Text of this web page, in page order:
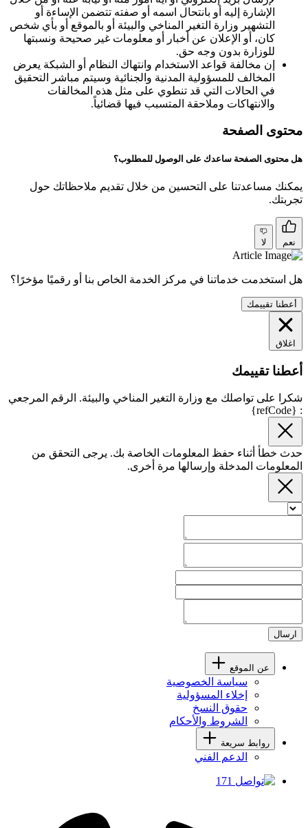
الإشارة إليه أو بانتحال اسمه أو صفته تتضمن الإساءة أو
التشهير وزارة التغير المناخي والبيئة أو بالموقع أو بأي شخص
كان، أو الإعلان عن أخبار أو معلومات غير صحيحة ونسبتها
للوزارة بدون وجه حق.
إن مخالفة قواعد الاستخدام وانتهاك النظام أو الشبكة يعرض
المخالف للمسؤولية المدنية والجنائية وسيتم مباشر التحقيق
في الحالات التي قد تنطوي على مثل هذه المخالفات
والانتهاكات وملاحقة المتسبب فيها قضائياً.
محتوى الصفحة
هل محتوى الصفحة ساعدك على الوصول للمطلوب؟
يمكنك مساعدتنا على التحسين من خلال تقديم ملاحظاتك حول
تجربتك.
نعم لا
هل استخدمت خدماتنا في مركز الخدمة الخاص بنا أو رقميًا مؤخرًا؟
أعطنا تقييمك
اغلاق
أعطنا تقييمك
شكرا على تواصلك مع وزارة التغير المناخي والبيئة. الرقم المرجعي
: {refCode}
حدث خطأ أثناء حفظ المعلومات الخاصة بك. يرجى التحقق من
المعلومات المدخلة وإرسالها مرة أخرى.
ارسال
عن الموقع
سياسة الخصوصية
إخلاء المسؤولية
حقوق النسخ
الشروط والأحكام
روابط سريعة
الدعم الفني